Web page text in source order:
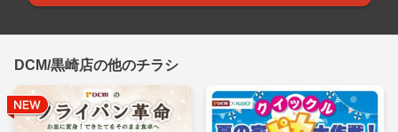
DCM/黒崎店の他のチラシ